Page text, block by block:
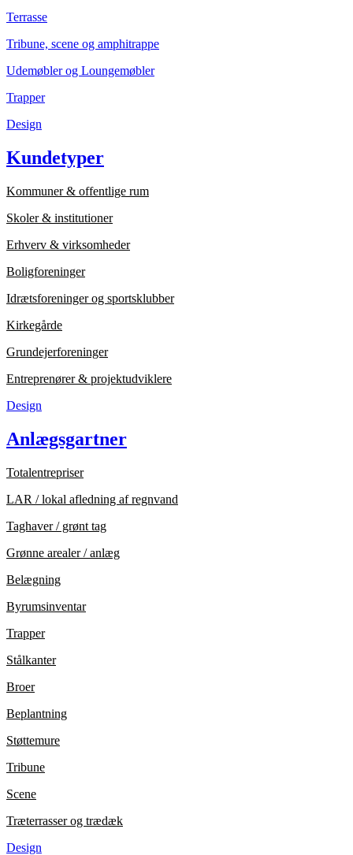
Terrasse
Tribune, scene og amphitrappe
Udemøbler og Loungemøbler
Trapper
Design
Kundetyper
Kommuner & offentlige rum
Skoler & institutioner
Erhverv & virksomheder
Boligforeninger
Idrætsforeninger og sportsklubber
Kirkegårde
Grundejerforeninger
Entreprenører & projektudviklere
Design
Anlægsgartner
Totalentrepriser
LAR / lokal afledning af regnvand
Taghaver / grønt tag
Grønne arealer / anlæg
Belægning
Byrumsinventar
Trapper
Stålkanter
Broer
Beplantning
Støttemure
Tribune
Scene
Træterrasser og trædæk
Design